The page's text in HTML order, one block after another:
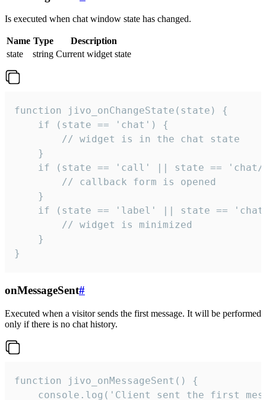
Is executed when chat window state has changed.
Name Type
Description
state
string Current widget state
function jivo_onChangeState(state) {
    if (state == 'chat') {
        // widget is in the chat state
    }
if (state == 'call' || state ==
        // callback form is opened
    }
if (state == 'label' || state ==
        // widget is minimized
    }
}
onMessageSent#
Executed when a visitor sends the first message. It will be performed
only if there is no chat history.
function jivo_onMessageSent() {
console.log('Client sent the first